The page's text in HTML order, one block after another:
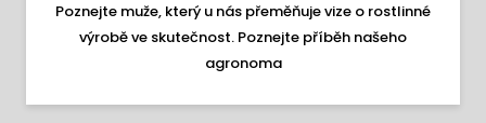
Poznejte muže, který u nás přeměňuje vize o rostlinné
výrobě ve skutečnost. Poznejte příběh našeho
agronoma